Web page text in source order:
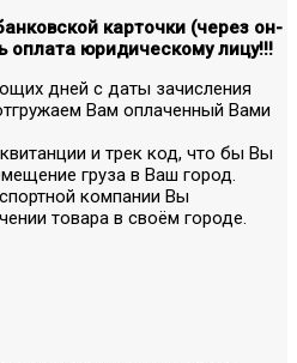
карточки (через он-
оплата юридическому лицу!!!
дней с даты зачисления
Вам оплаченный Вами
и трек код, что бы Вы
груза в Ваш город.
компании Вы
товара в своём городе.